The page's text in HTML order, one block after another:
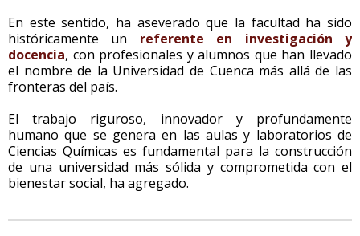
En este sentido, ha aseverado que la facultad ha sido
históricamente un referente en investigación y
docencia, con profesionales y alumnos que han llevado
el nombre de la Universidad de Cuenca más allá de las
fronteras del país.
El trabajo riguroso, innovador y profundamente
humano que se genera en las aulas y laboratorios de
Ciencias Químicas es fundamental para la construcción
de una universidad más sólida y comprometida con el
bienestar social, ha agregado.